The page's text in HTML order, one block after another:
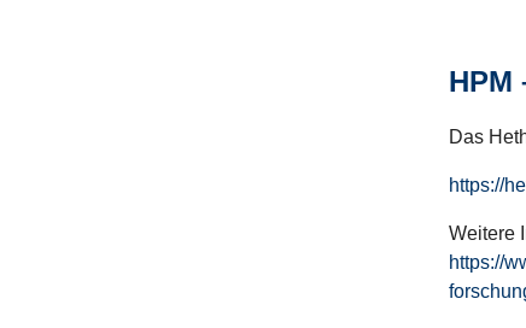
HPM
Das
https://
Weitere
https://